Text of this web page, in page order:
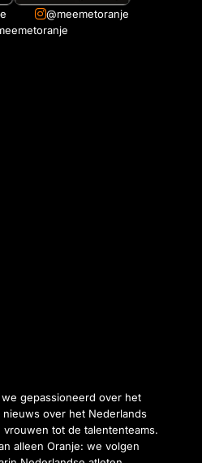
@meemetoranje
gepassioneerd over het
over het Nederlands
tot de talententeams.
alleen Oranje: we volgen